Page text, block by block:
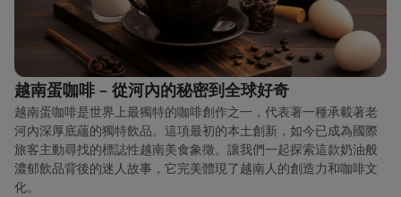
越南蛋咖啡 – 從河內的秘密到全球好奇
越南蛋咖啡是世界上最獨特的咖啡創作之一，代表著一種承載著老
河內深厚底蘊的獨特飲品。這項最初的本土創新，如今已成為國際
旅客主動尋找的標誌性越南美食象徵。讓我們一起探索這款奶油般
濃郁飲品背後的迷人故事，它完美體現了越南人的創造力和咖啡文
化。